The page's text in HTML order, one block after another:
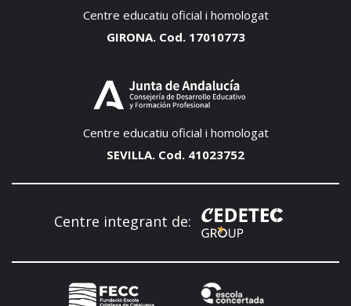
Centre educatiu oficial i homologat
GIRONA. Cod. 17010773
Centre educatiu oficial i homologat
SEVILLA. Cod. 41023752
Centre integrant de: